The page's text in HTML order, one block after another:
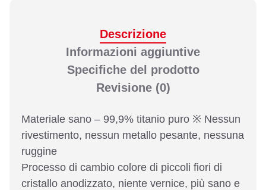
Descrizione
Informazioni aggiuntive
Specifiche del prodotto
Revisione(0)
Materiale sano – 99,9% titanio puro ※ Nessun
rivestimento, nessun metallo pesante, nessuna
ruggine
Processo di cambio colore di piccoli fiori di
cristallo anodizzato, niente vernice, più sano e